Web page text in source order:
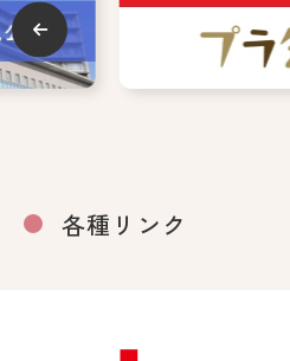
各種リンク